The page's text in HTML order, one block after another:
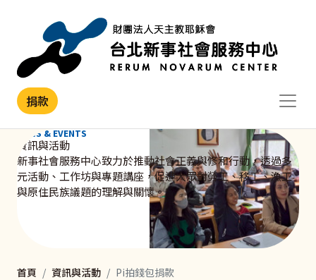
捐款
NEWS & EVENTS
資訊與活動
新事社會服務中心致力於推動社會正義與修和行動，透過多
元活動、工作坊與專題講座，促進大眾對勞工、移工、漁工
與原住民族議題的理解與關懷。
首頁 資訊與活動 Pi拍錢包捐款